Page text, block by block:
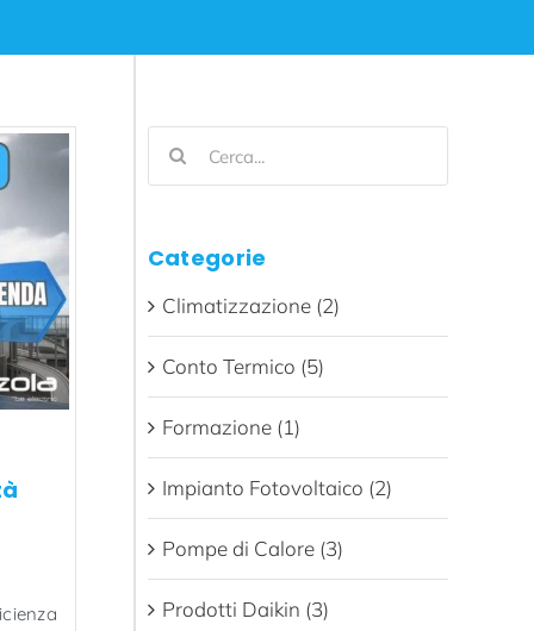
Cerca
Categorie
Climatizzazione (2)
Conto Termico (5)
Formazione (1)
Impianto Fotovoltaico (2)
Pompe di Calore (3)
Prodotti Daikin (3)